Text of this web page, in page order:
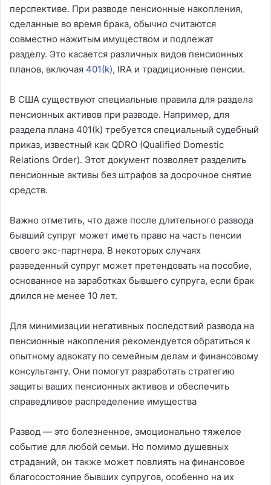
перспективе. При разводе пенсионные накопления,
сделанные во время брака, обычно считаются
совместно нажитым имуществом и подлежат
разделу. Это касается различных видов пенсионных
планов, включая 401(k), IRA и традиционные пенсии.
В США существуют специальные правила для раздела
пенсионных активов при разводе. Например, для
раздела плана 401(k) требуется специальный судебный
приказ, известный как QDRO (Qualified Domestic
Relations Order). Этот документ позволяет разделить
пенсионные активы без штрафов за досрочное снятие
средств.
Важно отметить, что даже после длительного развода
бывший супруг может иметь право на часть пенсии
своего экс-партнера. В некоторых случаях
разведенный супруг может претендовать на пособие,
основанное на заработках бывшего супруга, если брак
длился не менее 10 лет.
Для минимизации негативных последствий развода на
пенсионные накопления рекомендуется обратиться к
опытному адвокату по семейным делам и финансовому
консультанту. Они помогут разработать стратегию
защиты ваших пенсионных активов и обеспечить
справедливое распределение имущества
Развод — это болезненное, эмоционально тяжелое
событие для любой семьи. Но помимо душевных
страданий, он также может повлиять на финансовое
благосостояние бывших супругов, особенно на их